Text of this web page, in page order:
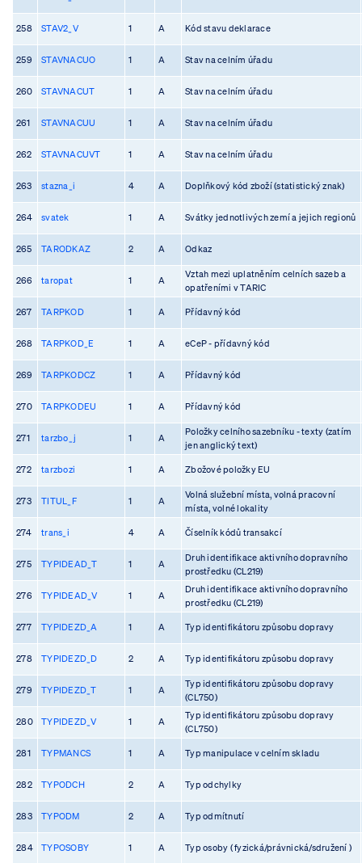
258 STAV2_V 1 A Kód stavu deklarace
259 STAVNACUO 1 A Stav na celním úřadu
260 STAVNACUT 1 A Stav na celním úřadu
261 STAVNACUU 1 A Stav na celním úřadu
262 STAVNACUVT 1 A Stav na celním úřadu
263 stazna_i 4 A Doplňkový kód zboží (statistický znak)
264 svatek 1 A Svátky jednotlivých zemí a jejich regionů
265 TARODKAZ 2 A Odkaz
266 taropat 1 A
Vztah mezi uplatněním celních sazeb a
opatřeními v TARIC
267 TARPKOD 1 A Přídavný kód
268 TARPKOD_E 1 A eCeP - přídavný kód
269 TARPKODCZ 1 A Přídavný kód
270 TARPKODEU 1 A Přídavný kód
271 tarzbo_j 1 A
Položky celního sazebníku - texty (zatím
jen anglický text)
272 tarzbozi 1 A Zbožové položky EU
273 TITUL_F 1 A
Volná služební místa, volná pracovní
místa, volné lokality
274 trans_i 4 A Číselník kódů transakcí
275 TYPIDEAD_T 1 A
Druh identifikace aktivního dopravního
prostředku (CL219)
276 TYPIDEAD_V 1 A
Druh identifikace aktivního dopravního
prostředku (CL219)
277 TYPIDEZD_A 1 A Typ identifikátoru způsobu dopravy
278 TYPIDEZD_D 2 A Typ identifikátoru způsobu dopravy
279 TYPIDEZD_T 1 A
Typ identifikátoru způsobu dopravy
(CL750)
280 TYPIDEZD_V 1 A
Typ identifikátoru způsobu dopravy
(CL750)
281 TYPMANCS 1 A Typ manipulace v celním skladu
282 TYPODCH 2 A Typ odchylky
283 TYPODM 2 A Typ odmítnutí
284 TYPOSOBY 1 A Typ osoby ( fyzická/právnická/sdružení )